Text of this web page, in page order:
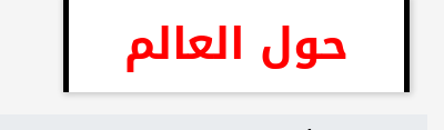
حول العالم